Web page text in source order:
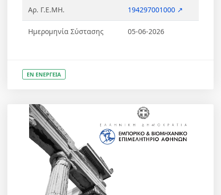
Αρ. Γ.Ε.ΜΗ. 194297001000 ↗
Ημερομηνία Σύστασης 05-06-2026
ΕΝ ΕΝΕΡΓΕΙΑ